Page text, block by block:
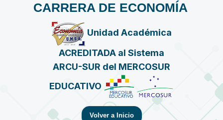
CARRERA DE ECONOMÍA
Unidad Académica
ACREDITADA al Sistema
ARCU-SUR del MERCOSUR
EDUCATIVO
Volver a Inicio